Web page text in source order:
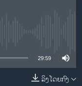
29:59
ລິງໂດຍກົງ